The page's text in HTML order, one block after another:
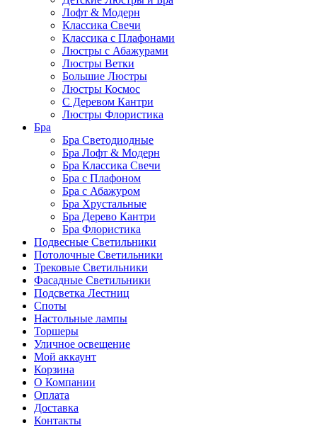
Лофт & Модерн
Классика Свечи
Классика с Плафонами
Люстры с Абажурами
Люстры Ветки
Большие Люстры
Люстры Космос
С Деревом Кантри
Люстры Флористика
Бра
Бра Светодиодные
Бра Лофт & Модерн
Бра Классика Свечи
Бра с Плафоном
Бра с Абажуром
Бра Хрустальные
Бра Дерево Кантри
Бра Флористика
Подвесные Светильники
Потолочные Светильники
Трековые Светильники
Фасадные Светильники
Подсветка Лестниц
Споты
Настольные лампы
Торшеры
Уличное освещение
Мой аккаунт
Корзина
О Компании
Оплата
Доставка
Контакты